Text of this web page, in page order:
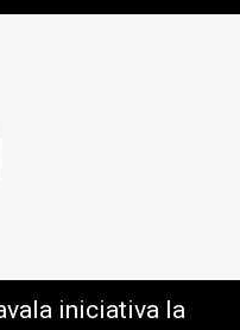
iniciativa la